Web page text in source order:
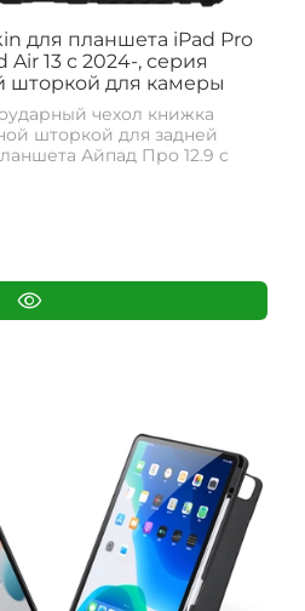
для планшета iPad Pro
Air 13 с 2024-, серия
шторкой для камеры
чехол книжка
шторкой для задней
Айпад Про 12.9 с